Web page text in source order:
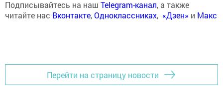
Подписывайтесь на наш Telegram-канал, а также
читайте нас Вконтакте,Одноклассниках, «Дзен» и Макс
Перейти на страницу новости